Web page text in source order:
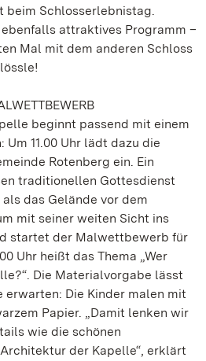
Schlosserlebnistag.
attraktives Programm –
Mal mit dem anderen Schloss
beginnt passend mit einem
11.00 Uhr lädt dazu die
Rotenberg ein. Ein
traditionellen Gottesdienst
das Gelände vor dem
mit seiner weiten Sicht ins
startet der Malwettbewerb für
Uhr heißt das Thema „Wer
Die Materialvorgabe lässt
erwarten: Die Kinder malen mit
Papier. „Damit lenken wir
wie die schönen
der Kapelle“, erklärt